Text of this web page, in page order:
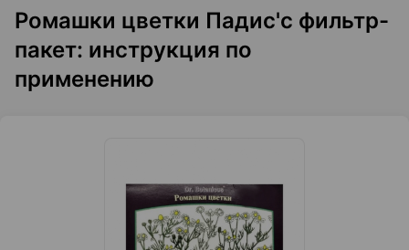
Ромашки цветки Падис'с фильтр-
пакет: инструкция по
применению